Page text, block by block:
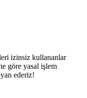
izinsiz kullananlar
göre yasal işlem
ederiz!